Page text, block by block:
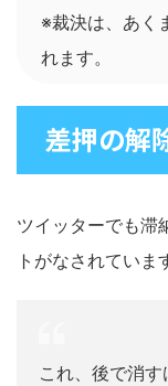
※裁決は、あく
れます。
差押の解
ツイッターでも滞
トがなされていま
これ、後で消す